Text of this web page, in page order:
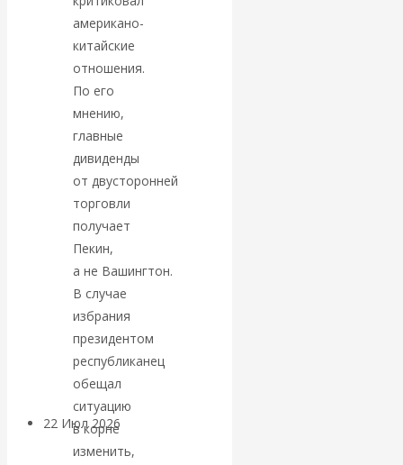
молчат»:
экономист
Валентин
Катасонов
считает, что
кризис в
банковской
сфере России
уже начался
22 Июл 2026
американо-
китайские
отношения.
По его
мнению,
главные
дивиденды
от двусторонней
торговли
получает
Пекин,
а не Вашингтон.
В случае
избрания
президентом
республиканец
обещал
ситуацию
в корне
изменить,